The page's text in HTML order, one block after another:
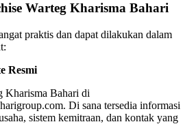
Warteg Kharisma Bahari
praktis dan dapat dilakukan dalam
Resmi
Kharisma Bahari di
Di sana tersedia informasi
sistem kemitraan, dan kontak yang